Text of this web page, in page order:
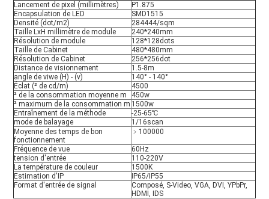
Lancement de pixel (millimètres)
P1.875
Encapsulation de LED
SMD1515
Densité (dot/m2)
284444/sqm
Taille LxH millimètre de module
240*240mm
Résolution de module
128*128dots
Taille de Cabinet
480*480mm
Résolution de Cabinet
256*256dot
Distance de visionnement
1.5-8m
angle de viwe (H) - (v)
140° - 140°
Éclat (² de cd/m)
4500
² de la consommation moyenne m
450w
² maximum de la consommation m 1500w
Entraînement de la méthode
-25-65℃
mode de balayage
1/16scan
Moyenne des temps de bon
fonctionnement
﹥100000
Fréquence de vue
60Hz
tension d'entrée
110-220V
La température de couleur
1500K
Estimation d'IP
IP65/IP55
Format d'entrée de signal
Composé, S-Video, VGA, DVI, YPbPr,
HDMI, IDS